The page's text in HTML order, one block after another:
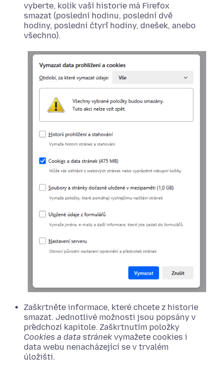
vyberte, kolik vaší historie má Firefox
smazat (poslední hodinu, poslední dvě
hodiny, poslední čtyři hodiny, dnešek, anebo
všechno).
Zaškrtněte informace, které chcete z historie
smazat. Jednotlivé možnosti jsou popsány v
předchozí kapitole. Zaškrtnutím položky
Cookies a data stránekvymažete cookies i
data webu nenacházející se v trvalém
úložišti.